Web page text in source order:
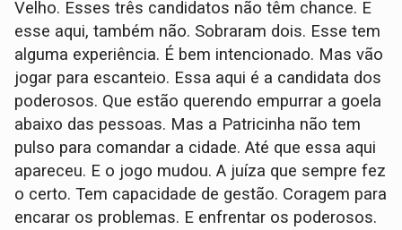
Velho. Esses três candidatos não têm chance. E
esse aqui, também não. Sobraram dois. Esse tem
alguma experiência. É bem intencionado. Mas vão
jogar para escanteio. Essa aqui é a candidata dos
poderosos. Que estão querendo empurrar a goela
abaixo das pessoas. Mas a Patricinha não tem
pulso para comandar a cidade. Até que essa aqui
apareceu. E o jogo mudou. A juíza que sempre fez
o certo. Tem capacidade de gestão. Coragem para
encarar os problemas. E enfrentar os poderosos.